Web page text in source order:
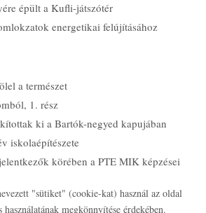
épült a Kufli-játszótér
energetikai felújításához
a természet
1. rész
ki a Bartók-negyed kapujában
iskolaépítészete
körében a PTE MIK képzései
"sütiket" (cookie-kat) használ az oldal
használatának megkönnyítése érdekében.
2026 Kamarai Képzések